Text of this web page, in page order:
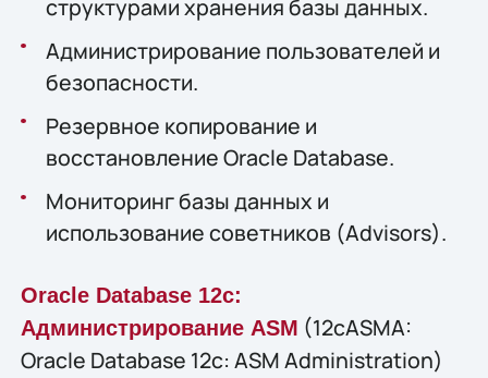
структурами хранения базы данных.
Администрирование пользователей и
безопасности.
Резервное копирование и
восстановление Oracle Database.
Мониторинг базы данных и
использование советников (Advisors).
Oracle Database 12c:
Администрирование ASM (12cASMA:
Oracle Database 12c: ASM Administration)